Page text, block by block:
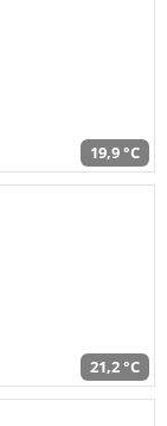
19,9 °C
21,2 °C